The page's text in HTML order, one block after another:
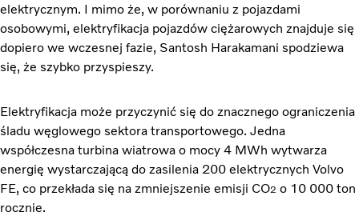
elektrycznym. I mimo że, w porównaniu z pojazdami
osobowymi, elektryfikacja pojazdów ciężarowych znajduje się
dopiero we wczesnej fazie, Santosh Harakamani spodziewa
się, że szybko przyspieszy.
Elektryfikacja może przyczynić się do znacznego ograniczenia
śladu węglowego sektora transportowego. Jedna
współczesna turbina wiatrowa o mocy 4 MWh wytwarza
energię wystarczającą do zasilenia 200 elektrycznych Volvo
FE, co przekłada się na zmniejszenie emisji CO2 o 10 000 ton
rocznie.